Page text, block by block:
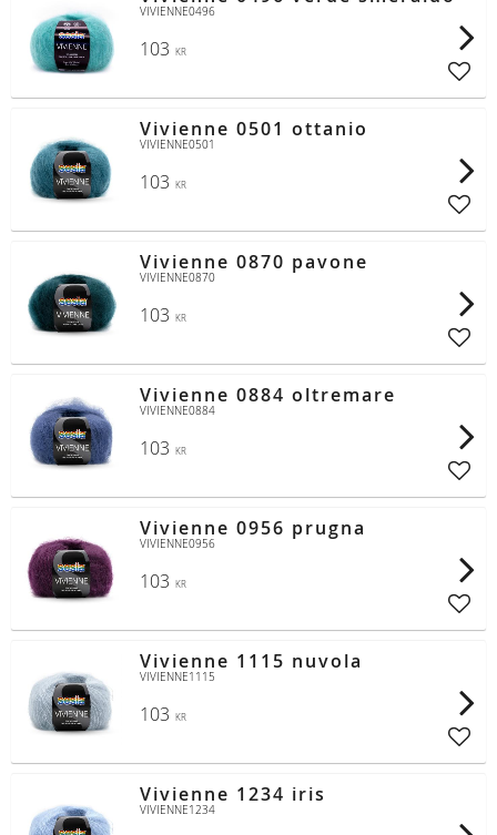
VIVIENNE0496
103 KR
Vivienne 0501 ottanio
VIVIENNE0501
103 KR
Vivienne 0870 pavone
VIVIENNE0870
103 KR
Vivienne 0884 oltremare
VIVIENNE0884
103 KR
Vivienne 0956 prugna
VIVIENNE0956
103 KR
Vivienne 1115 nuvola
VIVIENNE1115
103 KR
Vivienne 1234 iris
VIVIENNE1234